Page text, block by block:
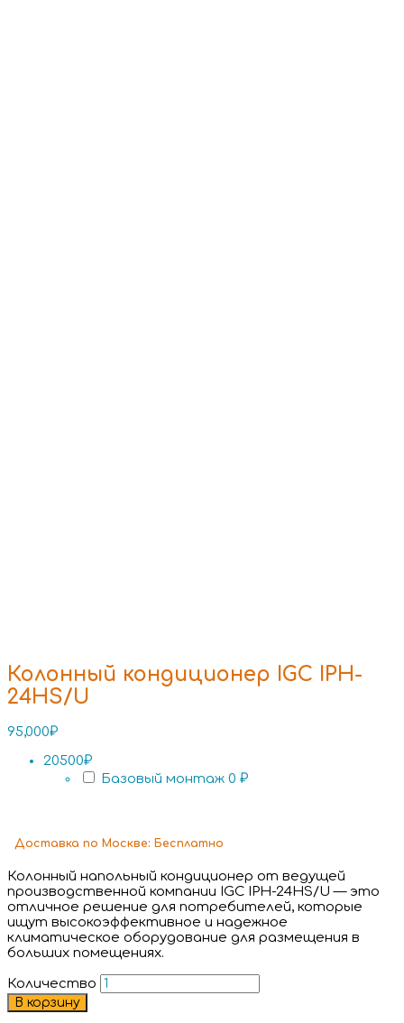
Колонный кондиционер IGC IPH-
24HS/U
95,000₽
20500₽
Базовый монтаж 0 ₽
Доставка по Москве: Бесплатно
Колонный напольный кондиционер от ведущей
производственной компании IGC IPH-24HS/U — это
отличное решение для потребителей, которые
ищут высокоэффективное и надежное
климатическое оборудование для размещения в
больших помещениях.
Количество
В корзину